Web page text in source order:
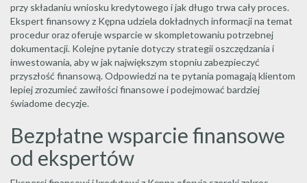
przy składaniu wniosku kredytowego i jak długo trwa cały proces.
Ekspert finansowy z Kępna udziela dokładnych informacji na temat
procedur oraz oferuje wsparcie w skompletowaniu potrzebnej
dokumentacji. Kolejne pytanie dotyczy strategii oszczędzania i
inwestowania, aby w jak największym stopniu zabezpieczyć
przyszłość finansową. Odpowiedzi na te pytania pomagają klientom
lepiej zrozumieć zawiłości finansowe i podejmować bardziej
świadome decyzje.
Bezpłatne wsparcie finansowe
od ekspertów